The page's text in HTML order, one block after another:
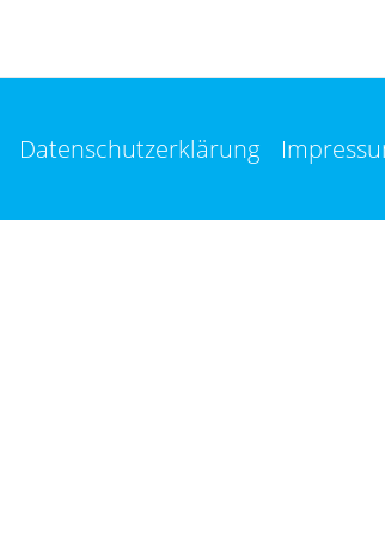
Datenschutzerklärung